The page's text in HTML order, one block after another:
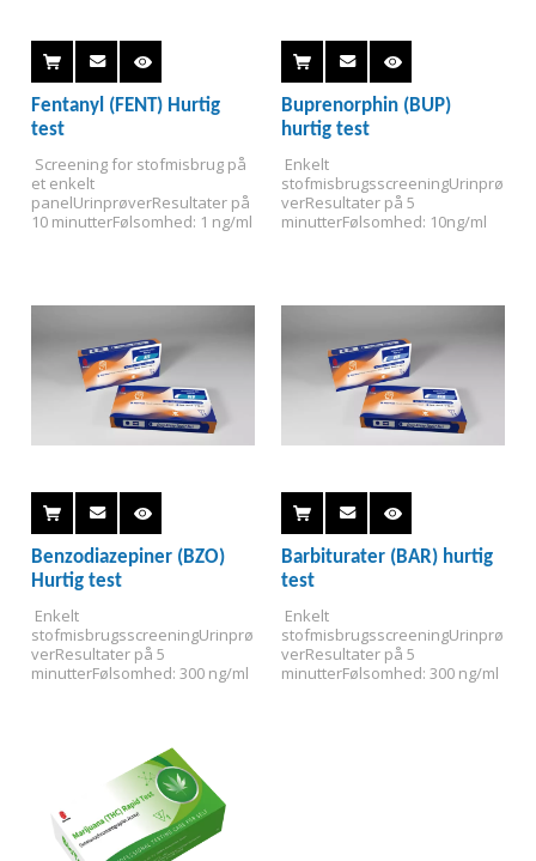
Fentanyl (FENT) Hurtig
test
Screening for stofmisbrug på
et enkelt
panelUrinprøverResultater på
10 minutterFølsomhed: 1 ng/ml
Buprenorphin (BUP)
hurtig test
Enkelt
stofmisbrugsscreeningUrinprø
verResultater på 5
minutterFølsomhed: 10ng/ml
Benzodiazepiner (BZO)
Hurtig test
Enkelt
stofmisbrugsscreeningUrinprø
verResultater på 5
minutterFølsomhed: 300 ng/ml
Barbiturater (BAR) hurtig
test
Enkelt
stofmisbrugsscreeningUrinprø
verResultater på 5
minutterFølsomhed: 300 ng/ml